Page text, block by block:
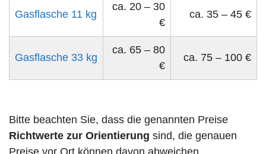
Gasflasche 11 kg
ca. 20 – 30
€
ca. 35 – 45 €
Gasflasche 33 kg
ca. 65 – 80
€
ca. 75 – 100 €
Bitte beachten Sie, dass die genannten Preise
Richtwerte zur Orientierung sind, die genauen